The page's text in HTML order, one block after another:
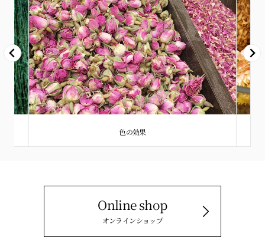
色の効果
Online shop
オンラインショップ